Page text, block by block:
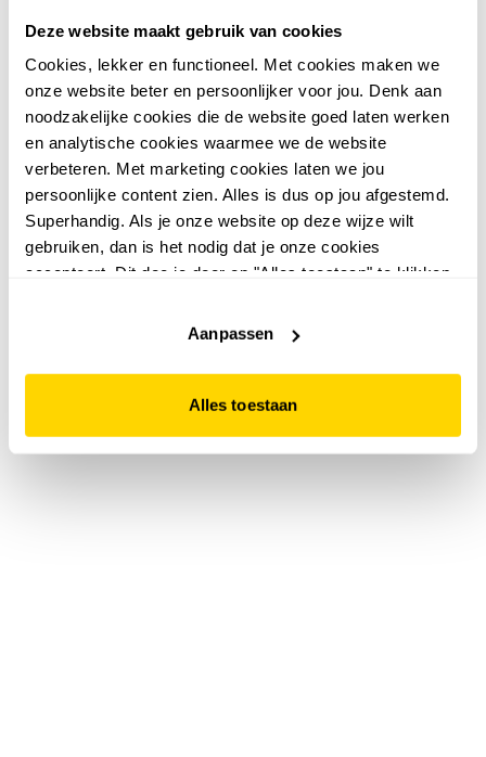
Deze website maakt gebruik van cookies
Cookies, lekker en functioneel. Met cookies maken we
onze website beter en persoonlijker voor jou. Denk aan
noodzakelijke cookies die de website goed laten werken
en analytische cookies waarmee we de website
verbeteren. Met marketing cookies laten we jou
persoonlijke content zien. Alles is dus op jou afgestemd.
Superhandig. Als je onze website op deze wijze wilt
gebruiken, dan is het nodig dat je onze cookies
accepteert. Dit doe je door op "Alles toestaan" te klikken.
website niet optimaal functioneert.
Aanpassen
Alles toestaan